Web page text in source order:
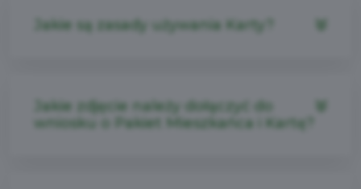
Jakie są zasady używania Karty?
Jakie zdjęcie należy dołączyć do
wniosku o Pakiet Mieszkańca i Kartę?